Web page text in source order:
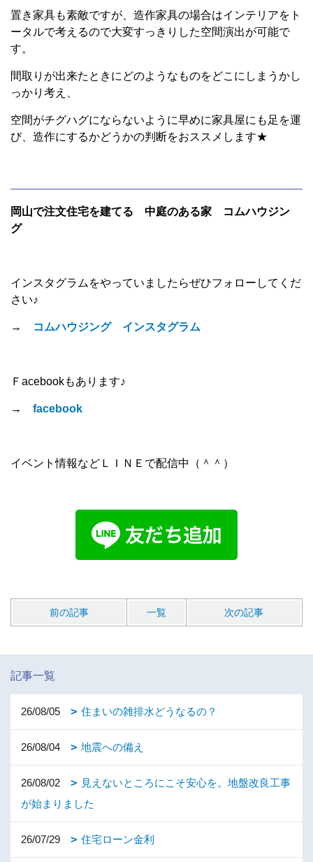
置き家具も素敵ですが、造作家具の場合はインテリアをト
ータルで考えるので大変すっきりした空間演出が可能で
す。
間取りが出来たときにどのようなものをどこにしまうかし
っかり考え、
空間がチグハグにならないように早めに家具屋にも足を運
び、造作にするかどうかの判断をおススメします★
岡山で注文住宅を建てる 中庭のある家 コムハウジン
グ
インスタグラムをやっていましたらぜひフォローしてくだ
さい♪
→ コムハウジング インスタグラム
Ｆacebookもあります♪
→ facebook
イベント情報などＬＩＮＥで配信中（＾＾）
前の記事 一覧 次の記事
記事一覧
26/08/05 住まいの雑排水どうなるの？
26/08/04 地震への備え
26/08/02
見えないところにこそ安心を。地盤改良工事
が始まりました
26/07/29 住宅ローン金利